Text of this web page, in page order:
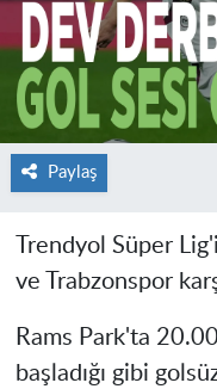
Paylaş
Trendyol Süper
ve Trabzonspor
Rams Park'ta
başladığı gibi